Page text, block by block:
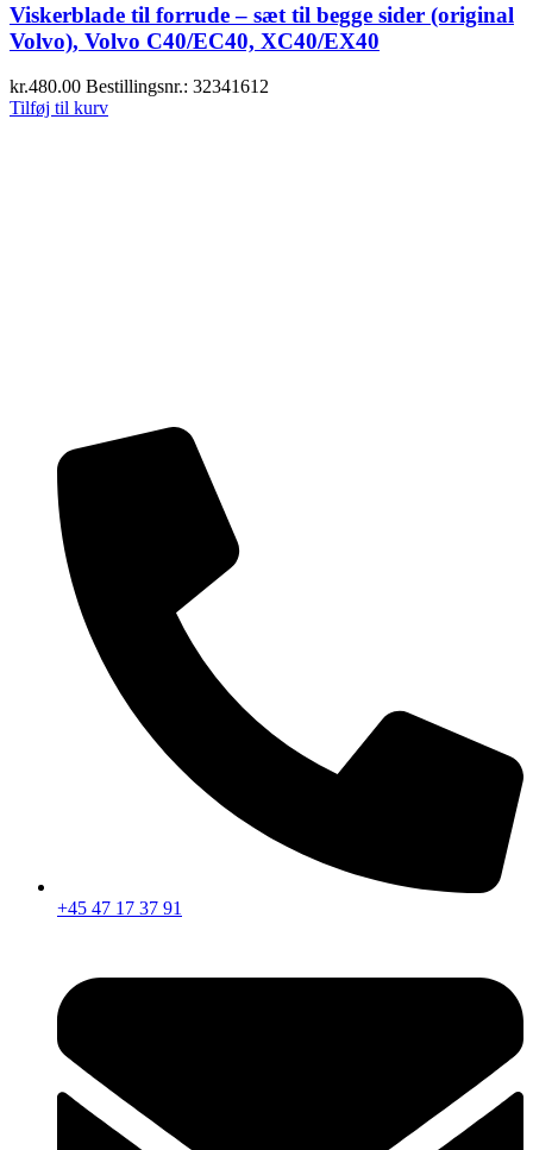
Viskerblade til forrude – sæt til begge sider (original
Volvo), Volvo C40/EC40, XC40/EX40
kr.480.00 Bestillingsnr.: 32341612
Tilføj til kurv
+45 47 17 37 91